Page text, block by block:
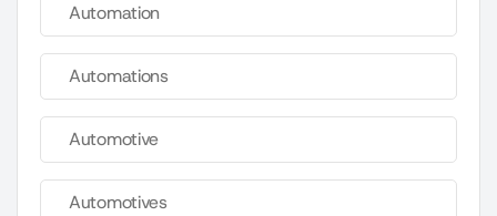
Automation
Automations
Automotive
Automotives